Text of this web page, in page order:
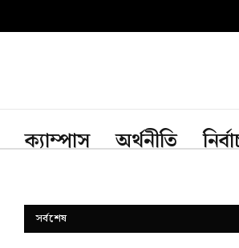
ক্যাম্পাস অর্থনীতি
সর্বশেষ